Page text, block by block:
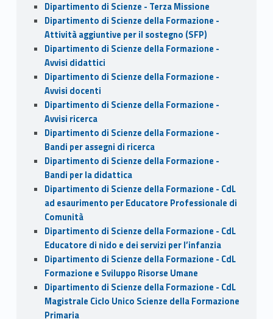
Dipartimento di Scienze - Terza Missione
Dipartimento di Scienze della Formazione -
Attività aggiuntive per il sostegno (SFP)
Dipartimento di Scienze della Formazione -
Avvisi didattici
Dipartimento di Scienze della Formazione -
Avvisi docenti
Dipartimento di Scienze della Formazione -
Avvisi ricerca
Dipartimento di Scienze della Formazione -
Bandi per assegni di ricerca
Dipartimento di Scienze della Formazione -
Bandi per la didattica
Dipartimento di Scienze della Formazione - CdL
ad esaurimento per Educatore Professionale di
Comunità
Dipartimento di Scienze della Formazione - CdL
Educatore di nido e dei servizi per l’infanzia
Dipartimento di Scienze della Formazione - CdL
Formazione e Sviluppo Risorse Umane
Dipartimento di Scienze della Formazione - CdL
Magistrale Ciclo Unico Scienze della Formazione
Primaria